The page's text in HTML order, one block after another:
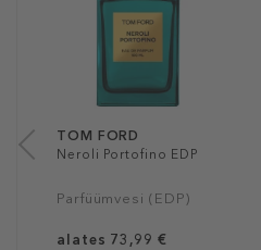
TOM FORD
Neroli Portofino EDP
Parfüümvesi (EDP)
alates 73,99 €